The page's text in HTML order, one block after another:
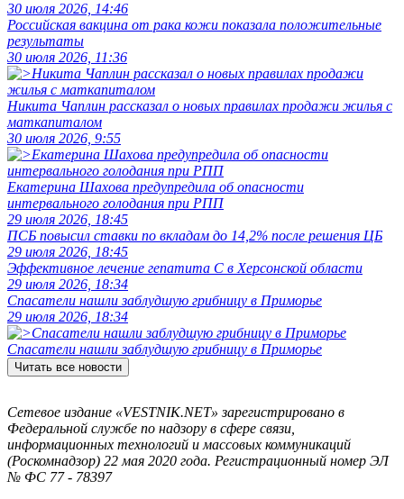
30 июля 2026, 14:46
Российская вакцина от рака кожи показала положительные
результаты
30 июля 2026, 11:36
Никита Чаплин рассказал о новых правилах продажи жилья с
маткапиталом
30 июля 2026, 9:55
Екатерина Шахова предупредила об опасности
интервального голодания при РПП
29 июля 2026, 18:45
ПСБ повысил ставки по вкладам до 14,2% после решения ЦБ
29 июля 2026, 18:45
Эффективное лечение гепатита C в Херсонской области
29 июля 2026, 18:34
Спасатели нашли заблудшую грибницу в Приморье
29 июля 2026, 18:34
Спасатели нашли заблудшую грибницу в Приморье
Читать все новости
Сетевое издание «VESTNIK.NET» зарегистрировано в
Федеральной службе по надзору в сфере связи,
информационных технологий и массовых коммуникаций
(Роскомнадзор) 22 мая 2020 года. Регистрационный номер ЭЛ
№ ФС 77 - 78397